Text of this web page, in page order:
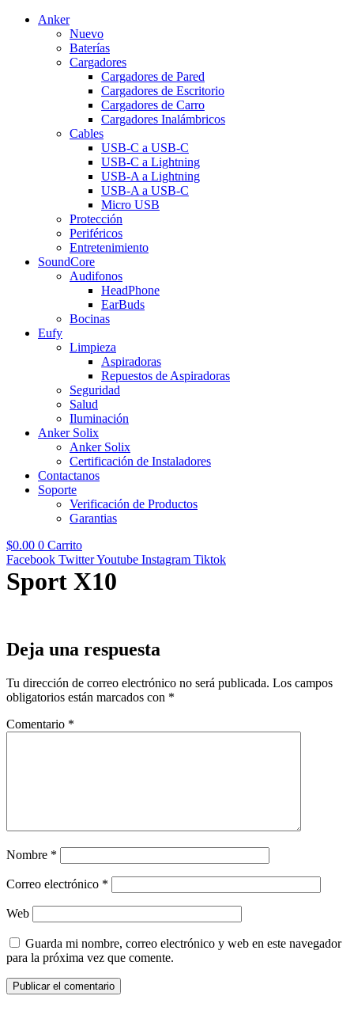
Anker
Nuevo
Baterías
Cargadores
Cargadores de Pared
Cargadores de Escritorio
Cargadores de Carro
Cargadores Inalámbricos
Cables
USB-C a USB-C
USB-C a Lightning
USB-A a Lightning
USB-A a USB-C
Micro USB
Protección
Periféricos
Entretenimiento
SoundCore
Audifonos
HeadPhone
EarBuds
Bocinas
Eufy
Limpieza
Aspiradoras
Repuestos de Aspiradoras
Seguridad
Salud
Iluminación
Anker Solix
Anker Solix
Certificación de Instaladores
Contactanos
Soporte
Verificación de Productos
Garantias
$0.00 0 Carrito
Facebook TwitterYoutube Instagram Tiktok
Sport X10
Deja una respuesta
Tu dirección de correo electrónico no será publicada. Los campos
obligatorios están marcados con *
Comentario *
Nombre *
Correo electrónico *
Web
Guarda mi nombre, correo electrónico y web en este navegador
para la próxima vez que comente.